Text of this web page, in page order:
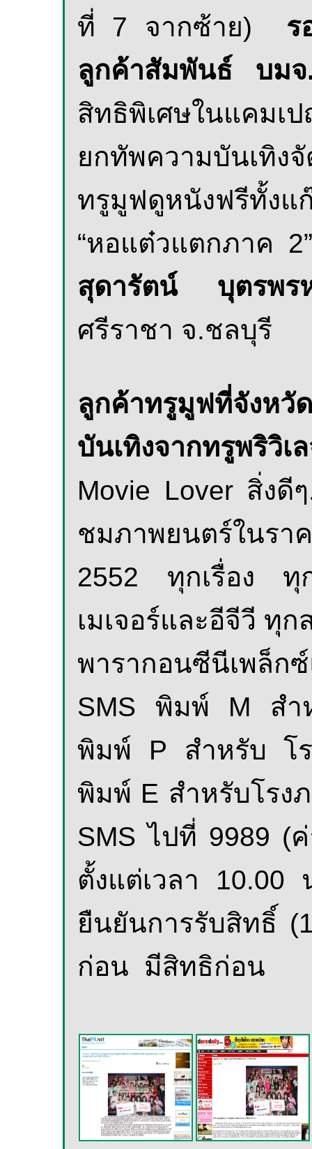
ที่ 7 จากซ้าย)
ร
ลูกค้าสัมพันธ์
บม
สิทธิพิเศษในแคมเ
ยกทัพความบันเทิง
ทรูมูฟดูหนังฟรีทั้ง
“หอแต๋วแตกภาค 2”
สุดารัตน์ บุตร
ศรีราชา จ.ชลบุรี
ลูกค้าทรูมูฟที่จังหวั
บันเทิงจากทรูพริวิเ
Movie Lover สิ่งดี
ชมภาพยนตร์ในร
2552 ทุกเรื่อง ทุ
เมเจอร์และอีจีวี ทุ
พารากอนซีนีเพล็
SMS พิมพ์ M สำ
พิมพ์ P สำหรับ โ
พิมพ์ E สำหรับโรง
SMSไปที่ 9989 (
ตั้งแต่เวลา
ยืนยันการรับสิทธิ์
ก่อน มีสิทธิก่อน